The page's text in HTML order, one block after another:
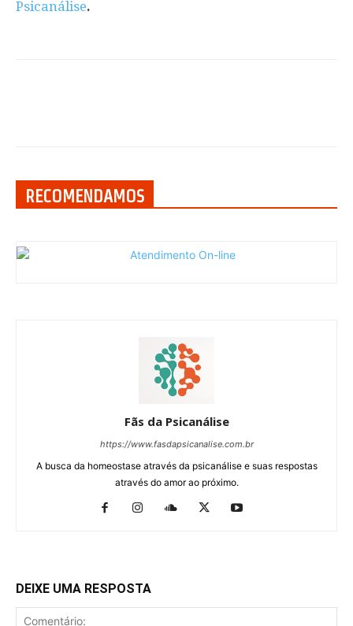
Psicanálise.
RECOMENDAMOS
Fãs da Psicanálise
https://www.fasdapsicanalise.com.br
A busca da homeostase através da psicanálise e suas respostas
através do amor ao próximo.
DEIXE UMA RESPOSTA